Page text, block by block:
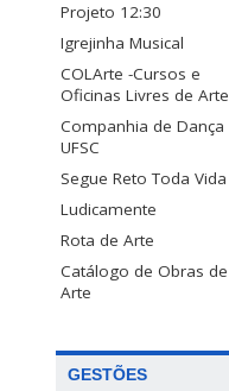
Projeto 12:30
Igrejinha Musical
COLArte -Cursos e
Oficinas Livres de Arte
Companhia de Dança
UFSC
Segue Reto Toda Vida
Ludicamente
Rota de Arte
Catálogo de Obras de
Arte
GESTÕES